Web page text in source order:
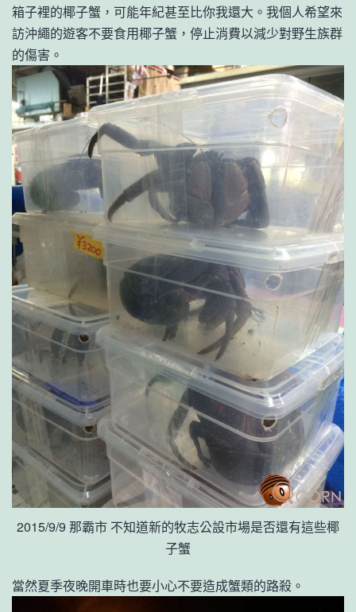
箱子裡的椰子蟹，可能年紀甚至比你我還大。我個人希望來
訪沖繩的遊客不要食用椰子蟹，停止消費以減少對野生族群
的傷害。
2015/9/9 那霸市 不知道新的牧志公設市場是否還有這些椰
子蟹
當然夏季夜晚開車時也要小心不要造成蟹類的路殺。